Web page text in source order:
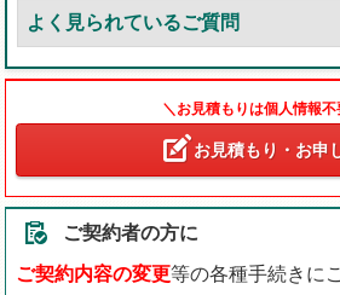
よく見られているご質問
＼お見積もりは個人情報不
お見積もり・お申
ご契約者の方に
ご契約内容の変更等の各種手続きに